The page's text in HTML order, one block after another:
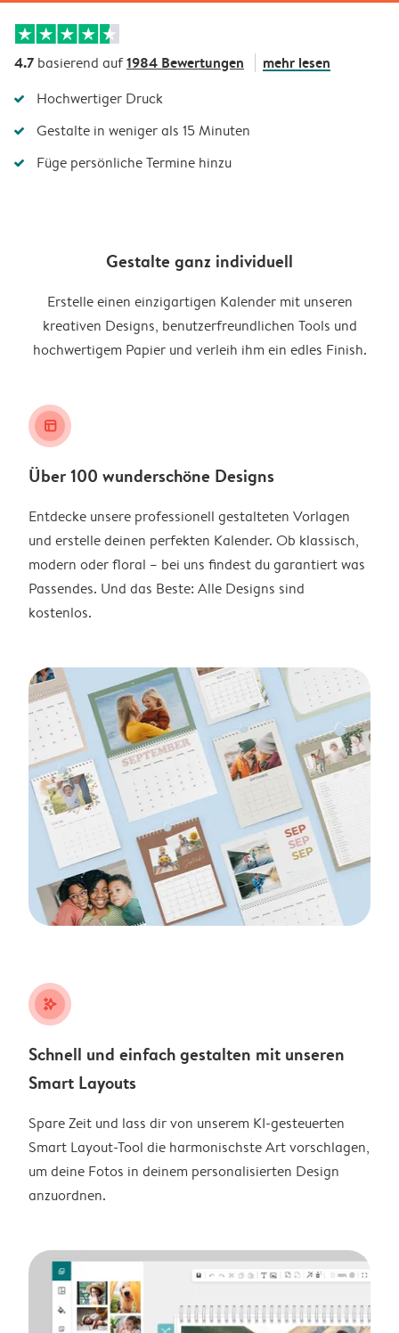
4.7 basierend auf1984 Bewertungen mehr lesen
Hochwertiger Druck
Gestalte in weniger als 15 Minuten
Füge persönliche Termine hinzu
Gestalte ganz individuell
Erstelle einen einzigartigen Kalender mit unseren
kreativen Designs, benutzerfreundlichen Tools und
hochwertigem Papier und verleih ihm ein edles Finish.
layout_alt
Über 100 wunderschöne Designs
Entdecke unsere professionell gestalteten Vorlagen
und erstelle deinen perfekten Kalender. Ob klassisch,
modern oder floral – bei uns findest du garantiert was
Passendes. Und das Beste: Alle Designs sind
kostenlos.
stars_plus
Schnell und einfach gestalten mit unseren
Smart Layouts
Spare Zeit und lass dir von unserem KI-gesteuerten
Smart Layout-Tool die harmonischste Art vorschlagen,
um deine Fotos in deinem personalisierten Design
anzuordnen.